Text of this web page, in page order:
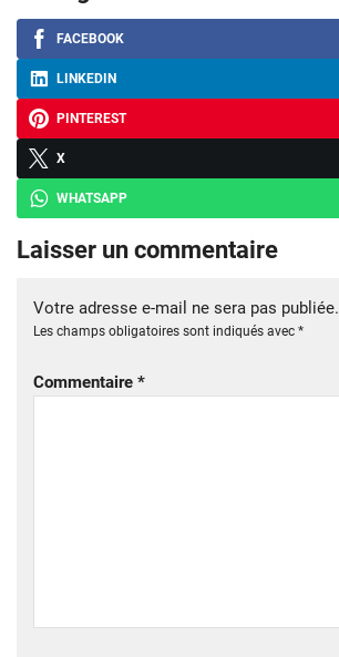
FACEBOOK
LINKEDIN
PINTEREST
X
WHATSAPP
Laisser un commentaire
Votre adresse e-mail ne sera pas publiée.
Les champs obligatoires sont indiqués avec *
Commentaire *